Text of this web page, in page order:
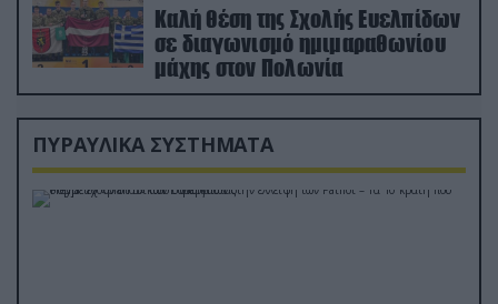
Καλή θέση της Σχολής Ευελπίδων
σε διαγωνισμό ημιμαραθωνίου
μάχης στον Πολωνία
ΠΥΡΑΥΛΙΚΑ ΣΥΣΤΗΜΑΤΑ